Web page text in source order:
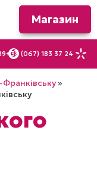
Магазин
+38 (067) 183 37 24
Франківську»